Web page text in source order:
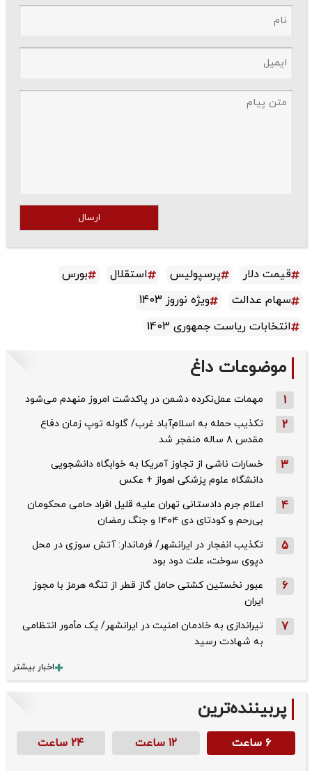
ارسال
قیمت دلار پرسپولیس استقلال
بورس
سهام عدالت
ویژه نوروز 1403
انتخابات ریاست جمهوری 1403
موضوعات داغ
1 مهمات عمل‌نکرده دشمن در پاکدشت امروز منهدم می‌شود
2
تکذیب حمله به اسلام‌آباد غرب/ گلوله توپ زمان دفاع
مقدس ۸ ساله منفجر شد
3
خسارات ناشی از تجاوز آمریکا به خوابگاه دانشجویی
دانشگاه علوم پزشکی اهواز + عکس
4
اعلام جرم دادستانی تهران علیه قلیل افراد حامی محکومان
بی‌رحم و کودتای دی‌ ۱۴۰۴ و جنگ رمضان
5
تکذیب ‌انفجار در ایرانشهر/ فرماندار: آتش سوزی در محل
دپوی سوخت، علت دود بود
6
عبور نخستین کشتی حامل گاز قطر از تنگه هرمز با مجوز
ایران
7
تیراندازی به خادمان امنیت در ایرانشهر/ یک مأمور انتظامی
به شهادت رسید
اخبار بیشتر
پربیننده‌ترین
۶ ساعت ۱۲ ساعت ۲۴ ساعت